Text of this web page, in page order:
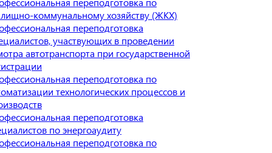
коммунальному хозяйству (ЖКХ)
переподготовка
участвующих в проведении
автотранспорта при государственной
переподготовка по
технологических процессов и
переподготовка
по энергоаудиту
переподготовка по